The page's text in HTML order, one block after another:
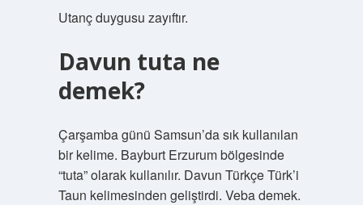
Utanç duygusu zayıftır.
Davun tuta ne
demek?
Çarşamba günü Samsun’da sık kullanılan
bir kelime. Bayburt Erzurum bölgesinde
“tuta” olarak kullanılır. Davun Türkçe Türk’i
Taun kelimesinden geliştirdi. Veba demek.